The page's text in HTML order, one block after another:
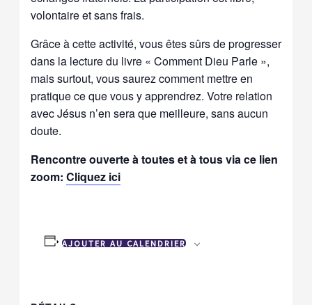
volontaire et sans frais.
Grâce à cette activité, vous êtes sûrs de progresser
dans la lecture du livre « Comment Dieu Parle »,
mais surtout, vous saurez comment mettre en
pratique ce que vous y apprendrez. Votre relation
avec Jésus n’en sera que meilleure, sans aucun
doute.
Rencontre ouverte à toutes et à tous via ce lien
zoom: Cliquez ici
AJOUTER AU CALENDRIER